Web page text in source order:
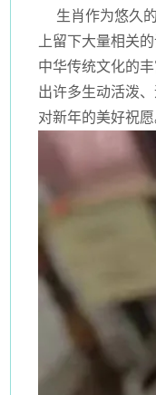
生肖作为悠久的
上留下大量相关
中华传统文化的
出许多生动活泼
对新年的美好祝